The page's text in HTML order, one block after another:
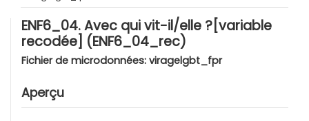
ENF6_04. Avec qui vit-il/elle ?[variable
recodée] (ENF6_04_rec)
Fichier de microdonnées: viragelgbt_fpr
Aperçu